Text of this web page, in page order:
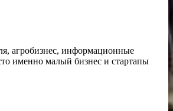
агробизнес, информационные
именно малый бизнес и стартапы